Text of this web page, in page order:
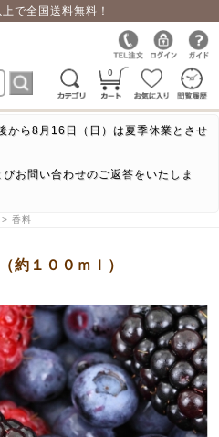
で全国送料無料！
0
から8月16日（日）は夏季休業とさせ
お問い合わせのご返答をいたしま
> 香料
約１００ｍｌ）